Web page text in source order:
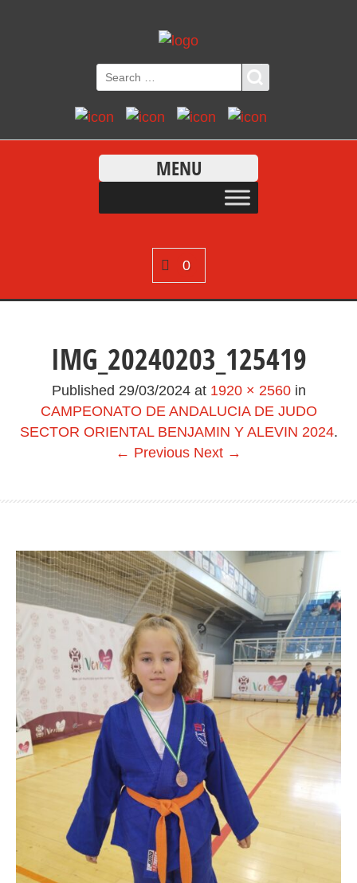
MENU
0
IMG_20240203_125419
Published 29/03/2024at 1920 × 2560in
CAMPEONATO DE ANDALUCIA DE JUDO
SECTOR ORIENTAL BENJAMIN Y ALEVIN 2024.
← Previous Next →